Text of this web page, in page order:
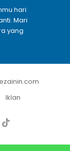
hari
Mari
yang
Iklan